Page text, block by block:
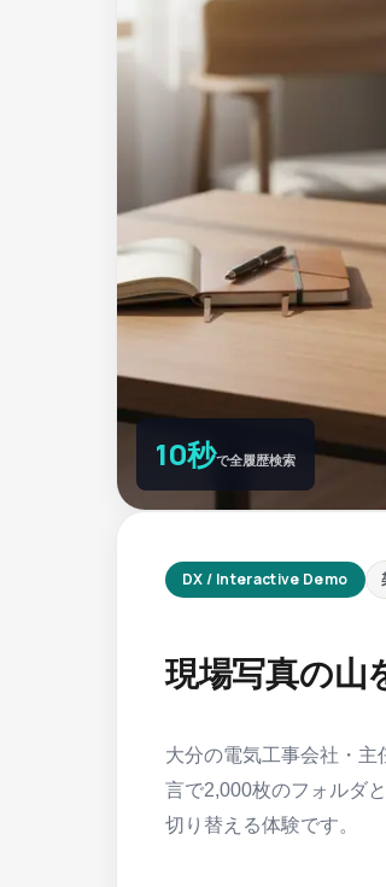
10秒で全履歴検索
DX / Interactive Demo
現場写真の山
大分の電気工事会社・
言で2,000枚のフォルダ
切り替える体験です。